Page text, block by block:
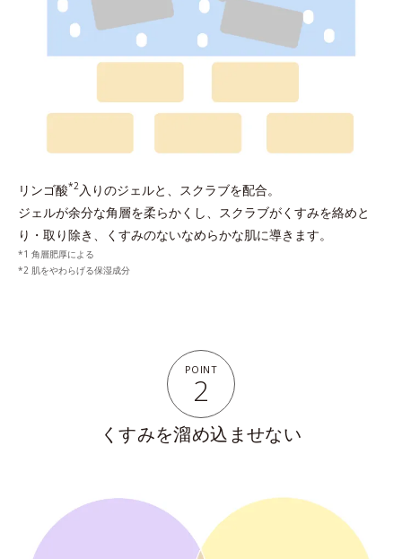
リンゴ酸*2 入りのジェルと、スクラブを配合。
ジェルが余分な角層を柔らかくし、スクラブがくすみを絡めと
り・取り除き、くすみのないなめらかな肌に導きます。
角層肥厚による
肌をやわらげる保湿成分
POINT
2
くすみを溜め込ませない